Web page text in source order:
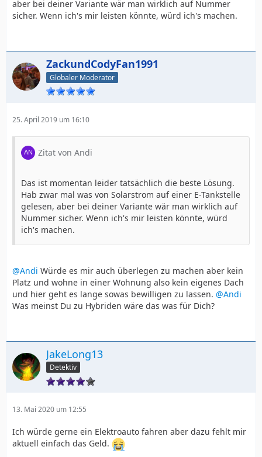
aber bei deiner Variante wär man wirklich auf Nummer
sicher. Wenn ich's mir leisten könnte, würd ich's machen.
ZackundCodyFan1991
Globaler Moderator
25. April 2019 um 16:10
Zitat von Andi
Das ist momentan leider tatsächlich die beste Lösung.
Hab zwar mal was von Solarstrom auf einer E-Tankstelle
gelesen, aber bei deiner Variante wär man wirklich auf
Nummer sicher. Wenn ich's mir leisten könnte, würd
ich's machen.
@Andi Würde es mir auch überlegen zu machen aber kein
Platz und wohne in einer Wohnung also kein eigenes Dach
und hier geht es lange sowas bewilligen zu lassen. @Andi
Was meinst Du zu Hybriden wäre das was für Dich?
JakeLong13
Detektiv
13. Mai 2020 um 12:55
Ich würde gerne ein Elektroauto fahren aber dazu fehlt mir
aktuell einfach das Geld.